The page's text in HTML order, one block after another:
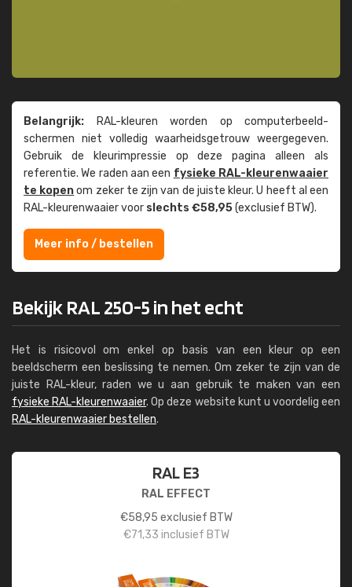
Belangrijk: RAL-kleuren worden op computer­beeld­
schermen niet volledig waarheids­­getrouw weer­gegeven.
Gebruik de kleur­impressie op deze pagina alleen als
referentie. We raden aan een fysieke RAL-kleuren­waaier
te kopenom zeker te zijn van de juiste kleur. U heeft al een
RAL-kleuren­waaier voor slechts €58,95(exclusief BTW).
Meer info / bestellen
Bekijk RAL 250-5 in het echt
Het is risicovol om enkel op basis van een kleur op een
beeldscherm een beslissing te nemen. Om zeker te zijn van de
juiste RAL-kleur, raden we u aan gebruik te maken van een
fysieke RAL-kleurenwaaier. Op deze website kunt u voordelig een
RAL-kleurenwaaier bestellen.
RAL E3
RAL EFFECT
€58,95 exclusief BTW
€71,33 inclusief BTW